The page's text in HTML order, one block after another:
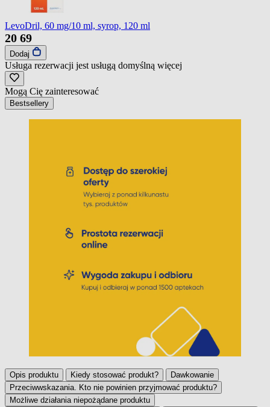
LevoDril, 60 mg/10 ml, syrop, 120 ml
20 69
Dodaj
Usługa rezerwacji jest usługą domyślną więcej
Mogą Cię zainteresować
Bestsellery
Opis produktu Kiedy stosować produkt?
Dawkowanie
Przeciwwskazania. Kto nie powinien przyjmować produktu?
Możliwe działania niepożądane produktu